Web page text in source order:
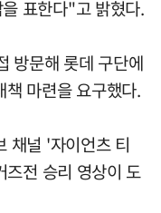
표한다"고 밝혔다.
방문해 롯데 구단에
마련을 요구했다.
채널 '자이언츠 티
전 승리 영상이 도